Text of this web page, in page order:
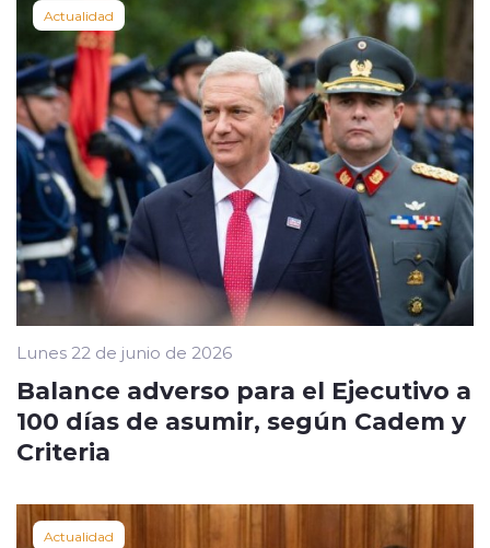
Actualidad
Lunes 22 de junio de 2026
Balance adverso para el Ejecutivo a
100 días de asumir, según Cadem y
Criteria
Actualidad